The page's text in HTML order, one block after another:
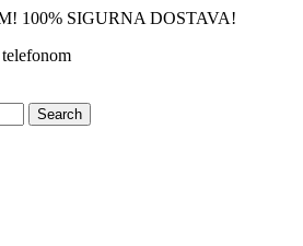
100% SIGURNA DOSTAVA!
Search